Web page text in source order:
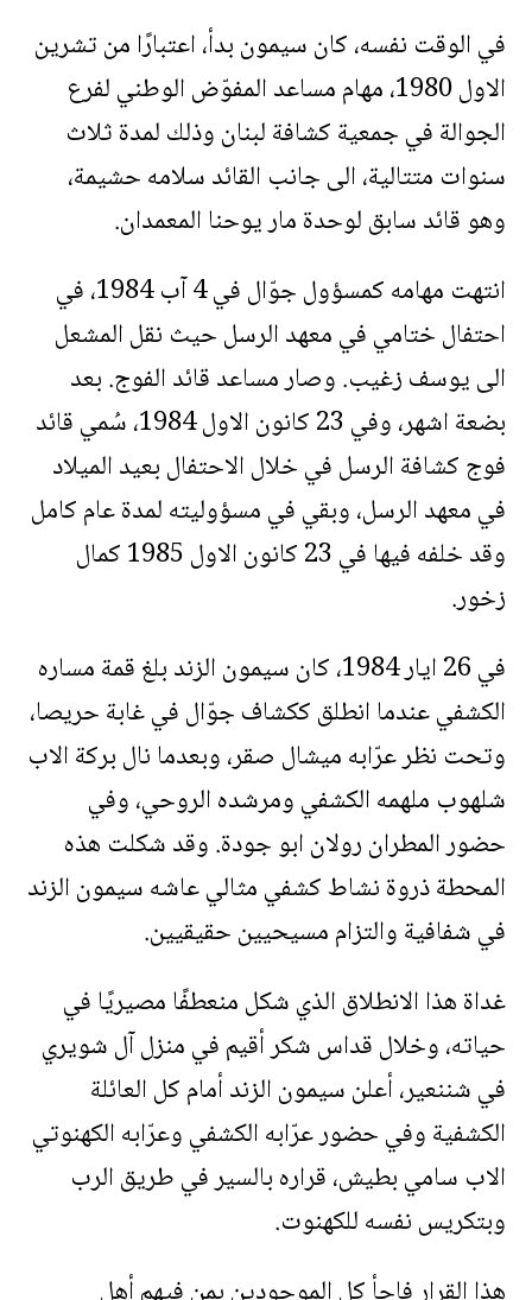
في الوقت نفسه، كان سيمون بدأ، اعتبارًا من تشرين
الاول 1980، مهام مساعد المفوّض الوطني لفرع
الجوالة في جمعية كشافة لبنان وذلك لمدة ثلاث
سنوات متتالية، الى جانب القائد سلامه حشيمة،
وهو قائد سابق لوحدة مار يوحنا المعمدان.
انتهت مهامه كمسؤول جوّال في 4 آب 1984، في
احتفال ختامي في معهد الرسل حيث نقل المشعل
الى يوسف زغيب. وصار مساعد قائد الفوج. بعد
بضعة اشهر، وفي 23 كانون الاول 1984، سُمي قائد
فوج كشافة الرسل في خلال الاحتفال بعيد الميلاد
في معهد الرسل، وبقي في مسؤوليته لمدة عام كامل
وقد خلفه فيها في 23 كانون الاول 1985 كمال
زخور.
في 26 ايار 1984، كان سيمون الزند بلغ قمة مساره
الكشفي عندما انطلق ككشاف جوّال في غابة حريصا،
وتحت نظر عرّابه ميشال صقر، وبعدما نال بركة الاب
شلهوب ملهمه الكشفي ومرشده الروحي، وفي
حضور المطران رولان ابو جودة. وقد شكلت هذه
المحطة ذروة نشاط كشفي مثالي عاشه سيمون الزند
في شفافية والتزام مسيحيين حقيقيين.
غداة هذا الانطلاق الذي شكل منعطفًا مصيريًا في
حياته، وخلال قداس شكر أقيم في منزل آل شويري
في شننعير، أعلن سيمون الزند أمام كل العائلة
الكشفية وفي حضور عرّابه الكشفي وعرّابه الكهنوتي
الاب سامي بطيش، قراره بالسير في طريق الرب
وبتكريس نفسه للكهنوت.